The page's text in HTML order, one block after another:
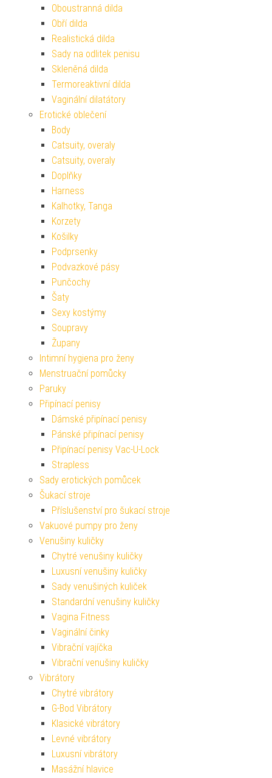
Oboustranná dilda
Obří dilda
Realistická dilda
Sady na odlitek penisu
Skleněná dilda
Termoreaktivní dilda
Vaginální dilatátory
Erotické oblečení
Body
Catsuity, overaly
Catsuity, overaly
Doplňky
Harness
Kalhotky, Tanga
Korzety
Košilky
Podprsenky
Podvazkové pásy
Punčochy
Šaty
Sexy kostýmy
Soupravy
Župany
Intimní hygiena pro ženy
Menstruační pomůcky
Paruky
Připínací penisy
Dámské připínací penisy
Pánské připínací penisy
Připínací penisy Vac-U-Lock
Strapless
Sady erotických pomůcek
Šukací stroje
Příslušenství pro šukací stroje
Vakuové pumpy pro ženy
Venušiny kuličky
Chytré venušiny kuličky
Luxusní venušiny kuličky
Sady venušiných kuliček
Standardní venušiny kuličky
Vagina Fitness
Vaginální činky
Vibrační vajíčka
Vibrační venušiny kuličky
Vibrátory
Chytré vibrátory
G-Bod Vibrátory
Klasické vibrátory
Levné vibrátory
Luxusní vibrátory
Masážní hlavice